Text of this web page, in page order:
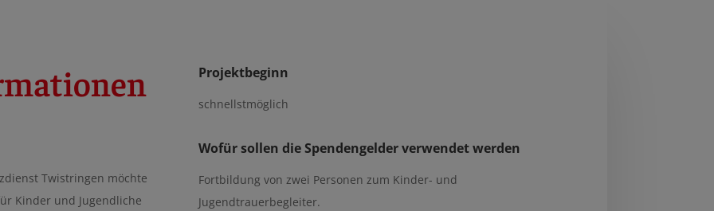
Twistringen möchte
Kinder und Jugendliche
Projektbeginn
schnellstmöglich
Wofür sollen die Spendengelder verwendet werden
Fortbildung von zwei Personen zum Kinder- und
Jugendtrauerbegleiter.